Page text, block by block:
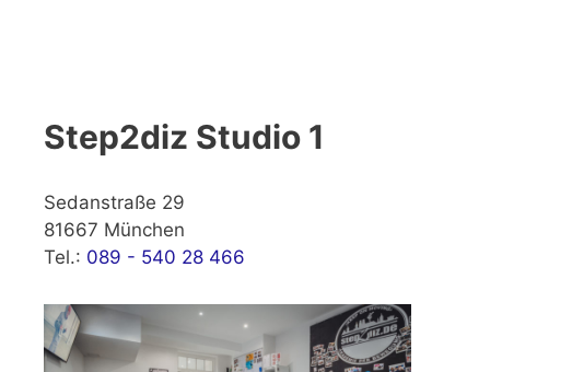
Step2diz Studio 1
Sedanstraße 29
81667 München
Tel.: 089 - 540 28 466